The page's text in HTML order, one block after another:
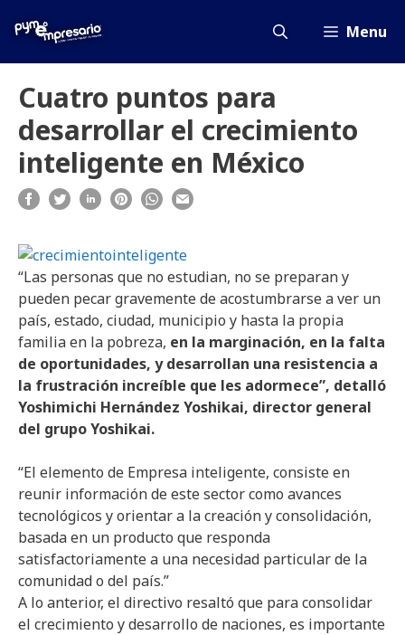
Menu
Cuatro puntos para
desarrollar el crecimiento
inteligente en México
“Las personas que no estudian, no se preparan y
pueden pecar gravemente de acostumbrarse a ver un
país, estado, ciudad, municipio y hasta la propia
familia en la pobreza, en la marginación, en la falta
de oportunidades, y desarrollan una resistencia a
la frustración increíble que les adormece”, detalló
Yoshimichi Hernández Yoshikai, director general
del grupo Yoshikai.
“El elemento de Empresa inteligente, consiste en
reunir información de este sector como avances
tecnológicos y orientar a la creación y consolidación,
basada en un producto que responda
satisfactoriamente a una necesidad particular de la
comunidad o del país.”
A lo anterior, el directivo resaltó que para consolidar
el crecimiento y desarrollo de naciones, es importante